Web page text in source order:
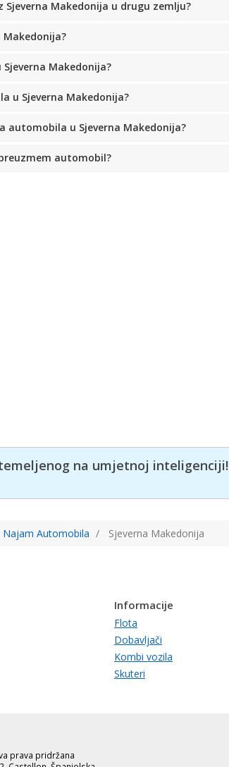
Prijava putem eLinka
Makedonija u drugu zemlju?
Makedonija?
u Sjeverna Makedonija?
automobila u Sjeverna Makedonija?
automobil?
na umjetnoj inteligenciji!
Najam Automobila Sjeverna Makedonija
Informacije
Flota
Dobavljači
Kombi vozila
Skuteri
prava pridržana